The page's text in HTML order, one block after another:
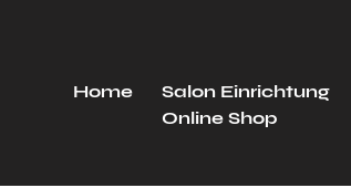
Home
Salon Einrichtung
Online Shop